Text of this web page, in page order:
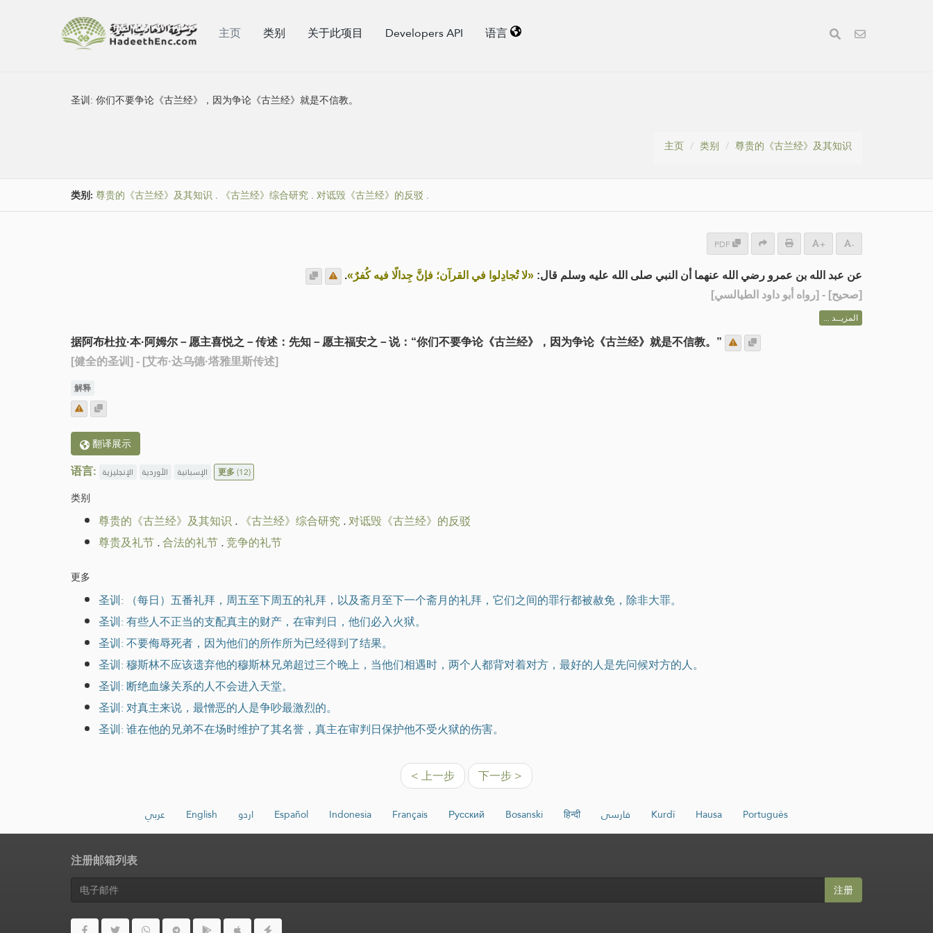
主页 类别 关于此项目 Developers API 语言
圣训:你们不要争论《古兰经》，因为争论《古兰经》就是不信教。
主页 类别 尊贵的《古兰经》及其知识
类别: 尊贵的《古兰经》及其知识 . 《古兰经》综合研究 . 对诋毁《古兰经》的反驳 .
PDF + -
عن عبد الله بن عمرو رضي الله عنهما أن النبي صلى الله عليه وسلم قال: «لا تُجادِلوا في القرآن؛ فإنَّ جِدالًا فيه كُفرٌ».
[صحيح] - [رواه أبو داود الطيالسي]
المزيــد ...
据阿布杜拉·本·阿姆尔－愿主喜悦之－传述：先知－愿主福安之－说：“你们不要争论《古兰经》，因为争论《古兰经》就是不信教。”
[健全的圣训] - [艾布·达乌德·塔雅里斯传述]
解释
翻译展示
语言: الإنجليزية الأوردية الإسبانية 更多(12)
类别
尊贵的《古兰经》及其知识. 《古兰经》综合研究.对诋毁《古兰经》的反驳
尊贵及礼节.合法的礼节.竞争的礼节
更多
圣训: （每日）五番礼拜，周五至下周五的礼拜，以及斋月至下一个斋月的礼拜，它们之间的罪行都被赦免，除非大罪。
圣训: 有些人不正当的支配真主的财产，在审判日，他们必入火狱。
圣训: 不要侮辱死者，因为他们的所作所为已经得到了结果。
圣训: 穆斯林不应该遗弃他的穆斯林兄弟超过三个晚上，当他们相遇时，两个人都背对着对方，最好的人是先问候对方的人。
圣训: 断绝血缘关系的人不会进入天堂。
圣训: 对真主来说，最憎恶的人是争吵最激烈的。
圣训: 谁在他的兄弟不在场时维护了其名誉，真主在审判日保护他不受火狱的伤害。
< 上一步 下一步 >
عربي English اردو Español Indonesia Français Русский Bosanski हिन्दी فارسی Kurdî Hausa Português
注册邮箱列表
注册